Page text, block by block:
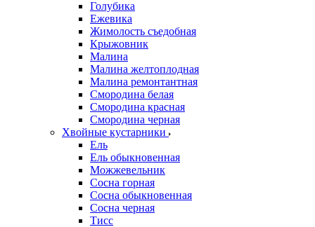
Голубика
Ежевика
Жимолость съедобная
Крыжовник
Малина
Малина желтоплодная
Малина ремонтантная
Смородина белая
Смородина красная
Смородина черная
Хвойные кустарники
Ель
Ель обыкновенная
Можжевельник
Сосна горная
Сосна обыкновенная
Сосна черная
Тисс